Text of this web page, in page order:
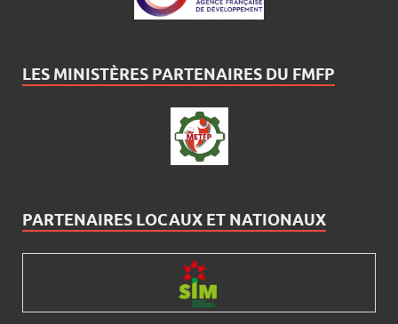
LES MINISTÈRES PARTENAIRES DU FMFP
PARTENAIRES LOCAUX ET NATIONAUX